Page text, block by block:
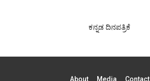
ಕನ್ನಡ ದಿನಪತ್ರಿಕೆ
About Media Contact